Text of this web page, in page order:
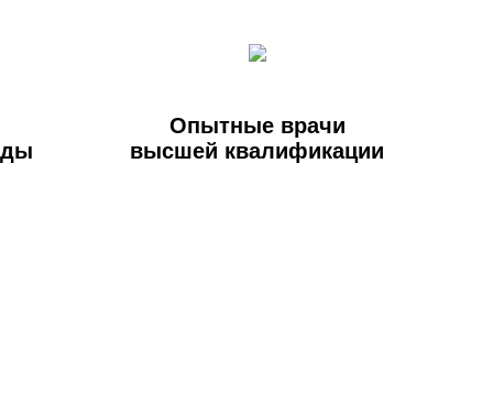
Опытные врачи
высшей квалификации